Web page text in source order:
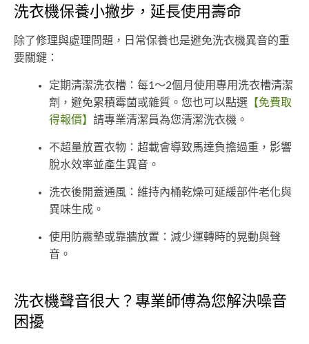
洗衣機保養小撇步，延長使用壽命
除了修理與處理問題，日常保養也是避免洗衣機異音的重
要關鍵：
定期清潔洗衣槽：每1～2個月使用專用洗衣槽清潔
劑，避免累積霉菌或雜質。您也可以點選 【免費取
得報價】 請專業清潔員為您清潔洗衣機。
不超量放置衣物：超載會導致馬達負擔過重，影響
脫水效率並產生異音。
洗衣後開蓋通風：維持內桶乾燥可延緩部件老化與
異味生成。
使用防震墊或靠牆放置：減少運轉時的晃動與聲
音。
洗衣機聲音很大？專業師傅為您解決噪音
困擾